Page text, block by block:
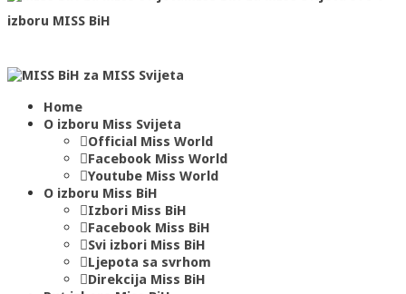
izboru MISS BiH
Home
O izboru Miss Svijeta
Official Miss World
Facebook Miss World
Youtube Miss World
O izboru Miss BiH
Izbori Miss BiH
Facebook Miss BiH
Svi izbori Miss BiH
Ljepota sa svrhom
Direkcija Miss BiH